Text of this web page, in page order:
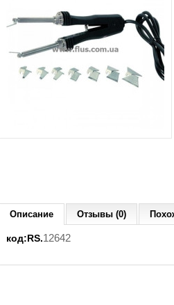
Описание Отзывы (0)
код:RS.12642